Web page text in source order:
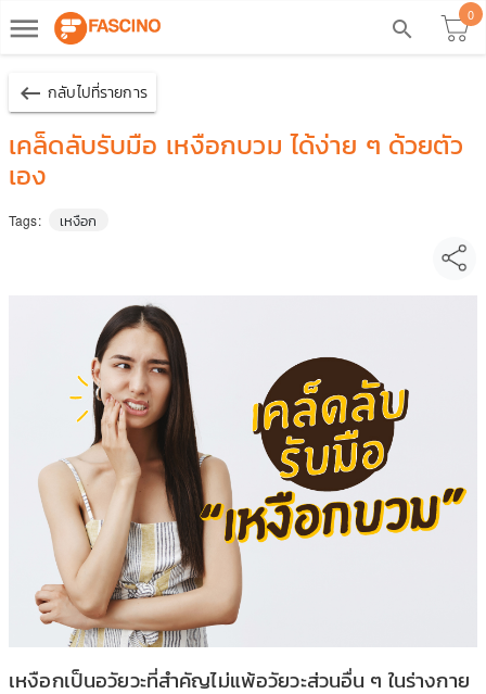
dehaze search
0
keyboard_backspace กลับไปที่รายการ
เคล็ดลับรับมือ เหงือกบวม ได้ง่าย ๆ ด้วยตัว
เอง
Tags: เหงือก
เหงือกเป็นอวัยวะที่สำคัญไม่แพ้อวัยวะส่วนอื่น ๆ ในร่างกาย